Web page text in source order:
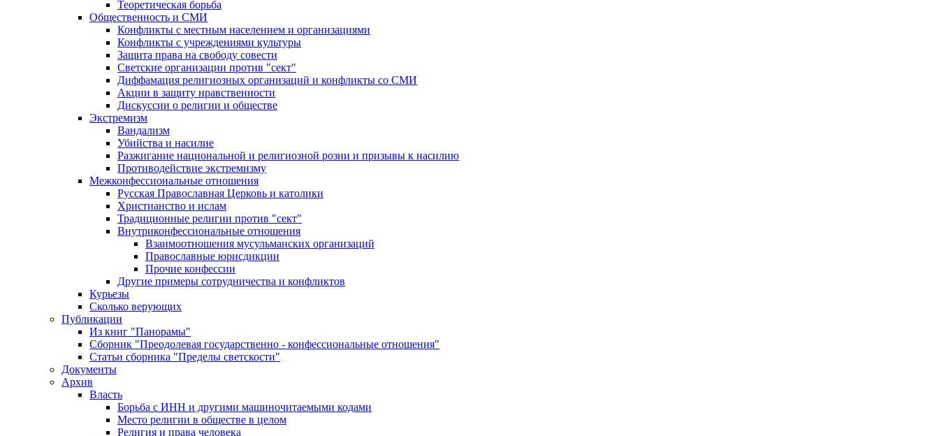
Теоретическая борьба
Общественность и СМИ
Конфликты с местным населением и организациями
Конфликты с учреждениями культуры
Защита права на свободу совести
Светские организации против "сект"
Диффамация религиозных организаций и конфликты со СМИ
Акции в защиту нравственности
Дискуссии о религии и обществе
Экстремизм
Вандализм
Убийства и насилие
Разжигание национальной и религиозной розни и призывы к насилию
Противодействие экстремизму
Межконфессиональные отношения
Русская Православная Церковь и католики
Христианство и ислам
Традиционные религии против "сект"
Внутриконфессиональные отношения
Взаимоотношения мусульманских организаций
Православные юрисдикции
Прочие конфессии
Другие примеры сотрудничества и конфликтов
Курьезы
Сколько верующих
Публикации
Из книг "Панорамы"
Сборник "Преодолевая государственно - конфессиональные отношения"
Статьи сборника "Пределы светскости"
Документы
Архив
Власть
Борьба с ИНН и другими машиночитаемыми кодами
Место религии в обществе в целом
Религия и права человека